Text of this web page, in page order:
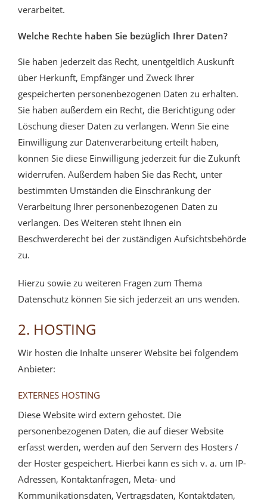
verarbeitet.
Welche Rechte haben Sie bezüglich Ihrer Daten?
Sie haben jederzeit das Recht, unentgeltlich Auskunft
über Herkunft, Empfänger und Zweck Ihrer
gespeicherten personenbezogenen Daten zu erhalten.
Sie haben außerdem ein Recht, die Berichtigung oder
Löschung dieser Daten zu verlangen. Wenn Sie eine
Einwilligung zur Datenverarbeitung erteilt haben,
können Sie diese Einwilligung jederzeit für die Zukunft
widerrufen. Außerdem haben Sie das Recht, unter
bestimmten Umständen die Einschränkung der
Verarbeitung Ihrer personenbezogenen Daten zu
verlangen. Des Weiteren steht Ihnen ein
Beschwerderecht bei der zuständigen Aufsichtsbehörde
zu.
Hierzu sowie zu weiteren Fragen zum Thema
Datenschutz können Sie sich jederzeit an uns wenden.
2. HOSTING
Wir hosten die Inhalte unserer Website bei folgendem
Anbieter:
EXTERNES HOSTING
Diese Website wird extern gehostet. Die
personenbezogenen Daten, die auf dieser Website
erfasst werden, werden auf den Servern des Hosters /
der Hoster gespeichert. Hierbei kann es sich v. a. um IP-
Adressen, Kontaktanfragen, Meta- und
Kommunikationsdaten, Vertragsdaten, Kontaktdaten,